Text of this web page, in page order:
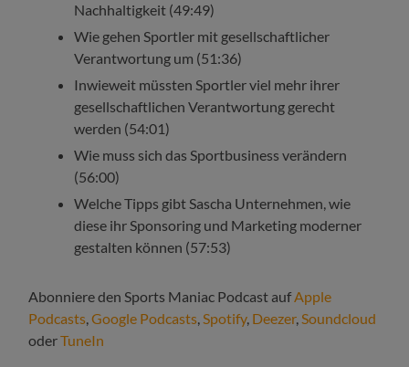
Nachhaltigkeit (49:49)
Wie gehen Sportler mit gesellschaftlicher
Verantwortung um (51:36)
Inwieweit müssten Sportler viel mehr ihrer
gesellschaftlichen Verantwortung gerecht
werden (54:01)
Wie muss sich das Sportbusiness verändern
(56:00)
Welche Tipps gibt Sascha Unternehmen, wie
diese ihr Sponsoring und Marketing moderner
gestalten können (57:53)
Abonniere den Sports Maniac Podcast aufApple
Podcasts,Google Podcasts,Spotify, Deezer,Soundcloud
oderTuneIn